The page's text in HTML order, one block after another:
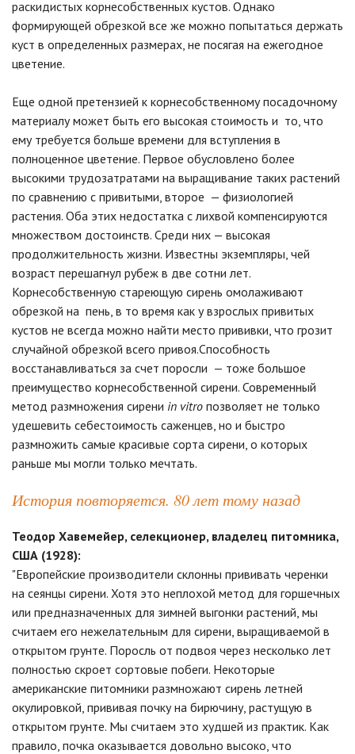
раскидистых корнесобственных кустов. Однако
формирующей обрезкой все же можно попытаться держать
куст в определенных размерах, не посягая на ежегодное
цветение.
Еще одной претензией к корнесобственному посадочному
материалу может быть его высокая стоимость и то, что
ему требуется больше времени для вступления в
полноценное цветение. Первое обусловлено более
высокими трудозатратами на выращивание таких растений
по сравнению с привитыми, второе — физиологией
растения. Оба этих недостатка с лихвой компенсируются
множеством достоинств. Среди них — высокая
продолжительность жизни. Известны экземпляры, чей
возраст перешагнул рубеж в две сотни лет.
Корнесобственную стареющую сирень омолаживают
обрезкой на пень, в то время как у взрослых привитых
кустов не всегда можно найти место прививки, что грозит
случайной обрезкой всего привоя.Способность
восстанавливаться за счет поросли — тоже большое
преимущество корнесобственной сирени. Современный
метод размножения сирени in vitro позволяет не только
удешевить себестоимость саженцев, но и быстро
размножить самые красивые сорта сирени, о которых
раньше мы могли только мечтать.
История повторяется. 80 лет тому назад
Теодор Хавемейер, селекционер, владелец питомника,
США (1928):
"Европейские производители склонны прививать черенки
на сеянцы сирени. Хотя это неплохой метод для горшечных
или предназначенных для зимней выгонки растений, мы
считаем его нежелательным для сирени, выращиваемой в
открытом грунте. Поросль от подвоя через несколько лет
полностью скроет сортовые побеги. Некоторые
американские питомники размножают сирень летней
окулировкой, прививая почку на бирючину, растущую в
открытом грунте. Мы считаем это худшей из практик. Как
правило, почка оказывается довольно высоко, что